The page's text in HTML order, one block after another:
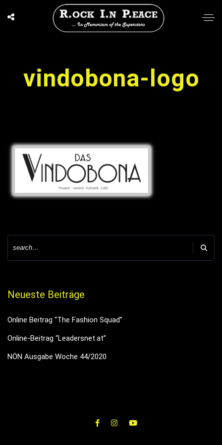
vindobona-logo
Neueste Beiträge
Online Beitrag “The Fashion Squad”
Online-Beitrag “Leadersnet.at”
NÖN Ausgabe Woche 44/2020